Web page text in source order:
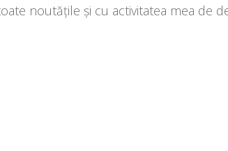
noutățile și cu activitatea mea de